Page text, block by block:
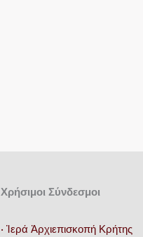
Χρήσιμοι Σύνδεσμοι
• Ἱερά Ἀρχιεπισκοπή Κρήτης